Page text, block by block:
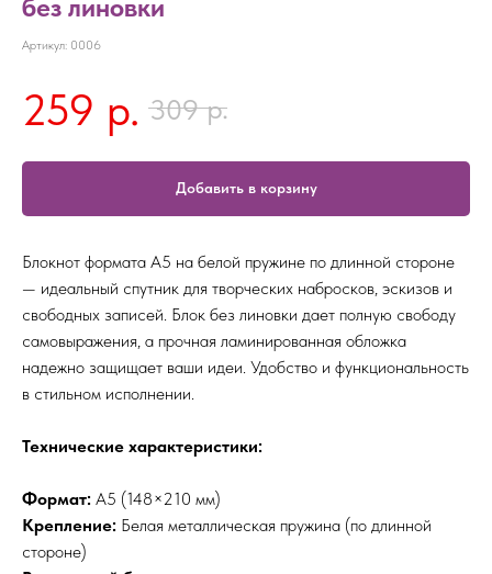
без линовки
Артикул: 0006
259 р. 309 р.
Добавить в корзину
Блокнот формата А5 на белой пружине по длинной стороне
— идеальный спутник для творческих набросков, эскизов и
свободных записей. Блок без линовки дает полную свободу
самовыражения, а прочная ламинированная обложка
надежно защищает ваши идеи. Удобство и функциональность
в стильном исполнении.
Технические характеристики:
Формат: А5 (148×210 мм)
Крепление: Белая металлическая пружина (по длинной
стороне)